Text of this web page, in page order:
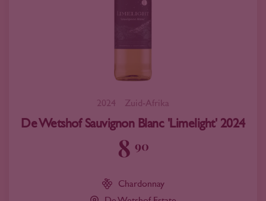
2024 Zuid-Afrika
De Wetshof Sauvignon Blanc 'Limelight' 2024
8 90
Chardonnay